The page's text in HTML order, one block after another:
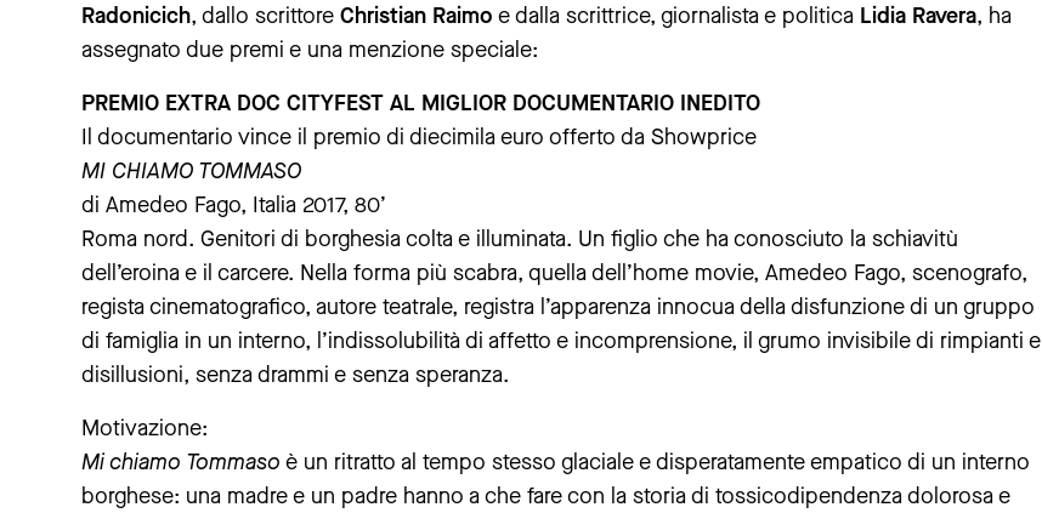
Radonicich, dallo scrittore Christian Raimo e dalla scrittrice, giornalista e politica Lidia Ravera, ha
assegnato due premi e una menzione speciale:
PREMIO EXTRA DOC CITYFEST AL MIGLIOR DOCUMENTARIO INEDITO
Il documentario vince il premio di diecimila euro offerto da Showprice
MI CHIAMO TOMMASO
di Amedeo Fago, Italia 2017, 80’
Roma nord. Genitori di borghesia colta e illuminata. Un figlio che ha conosciuto la schiavitù
dell’eroina e il carcere. Nella forma più scabra, quella dell’home movie, Amedeo Fago, scenografo,
regista cinematografico, autore teatrale, registra l’apparenza innocua della disfunzione di un gruppo
di famiglia in un interno, l’indissolubilità di affetto e incomprensione, il grumo invisibile di rimpianti e
disillusioni, senza drammi e senza speranza.
Motivazione:
Mi chiamo Tommaso è un ritratto al tempo stesso glaciale e disperatamente empatico di un interno
borghese: una madre e un padre hanno a che fare con la storia di tossicodipendenza dolorosa e